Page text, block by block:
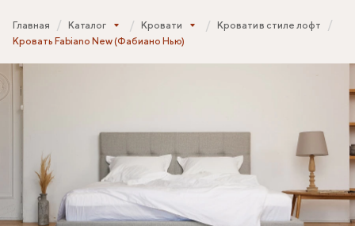
Главная Каталог Кровати
Кровати в стиле лофт
Кровать Fabiano New (Фабиано Нью)